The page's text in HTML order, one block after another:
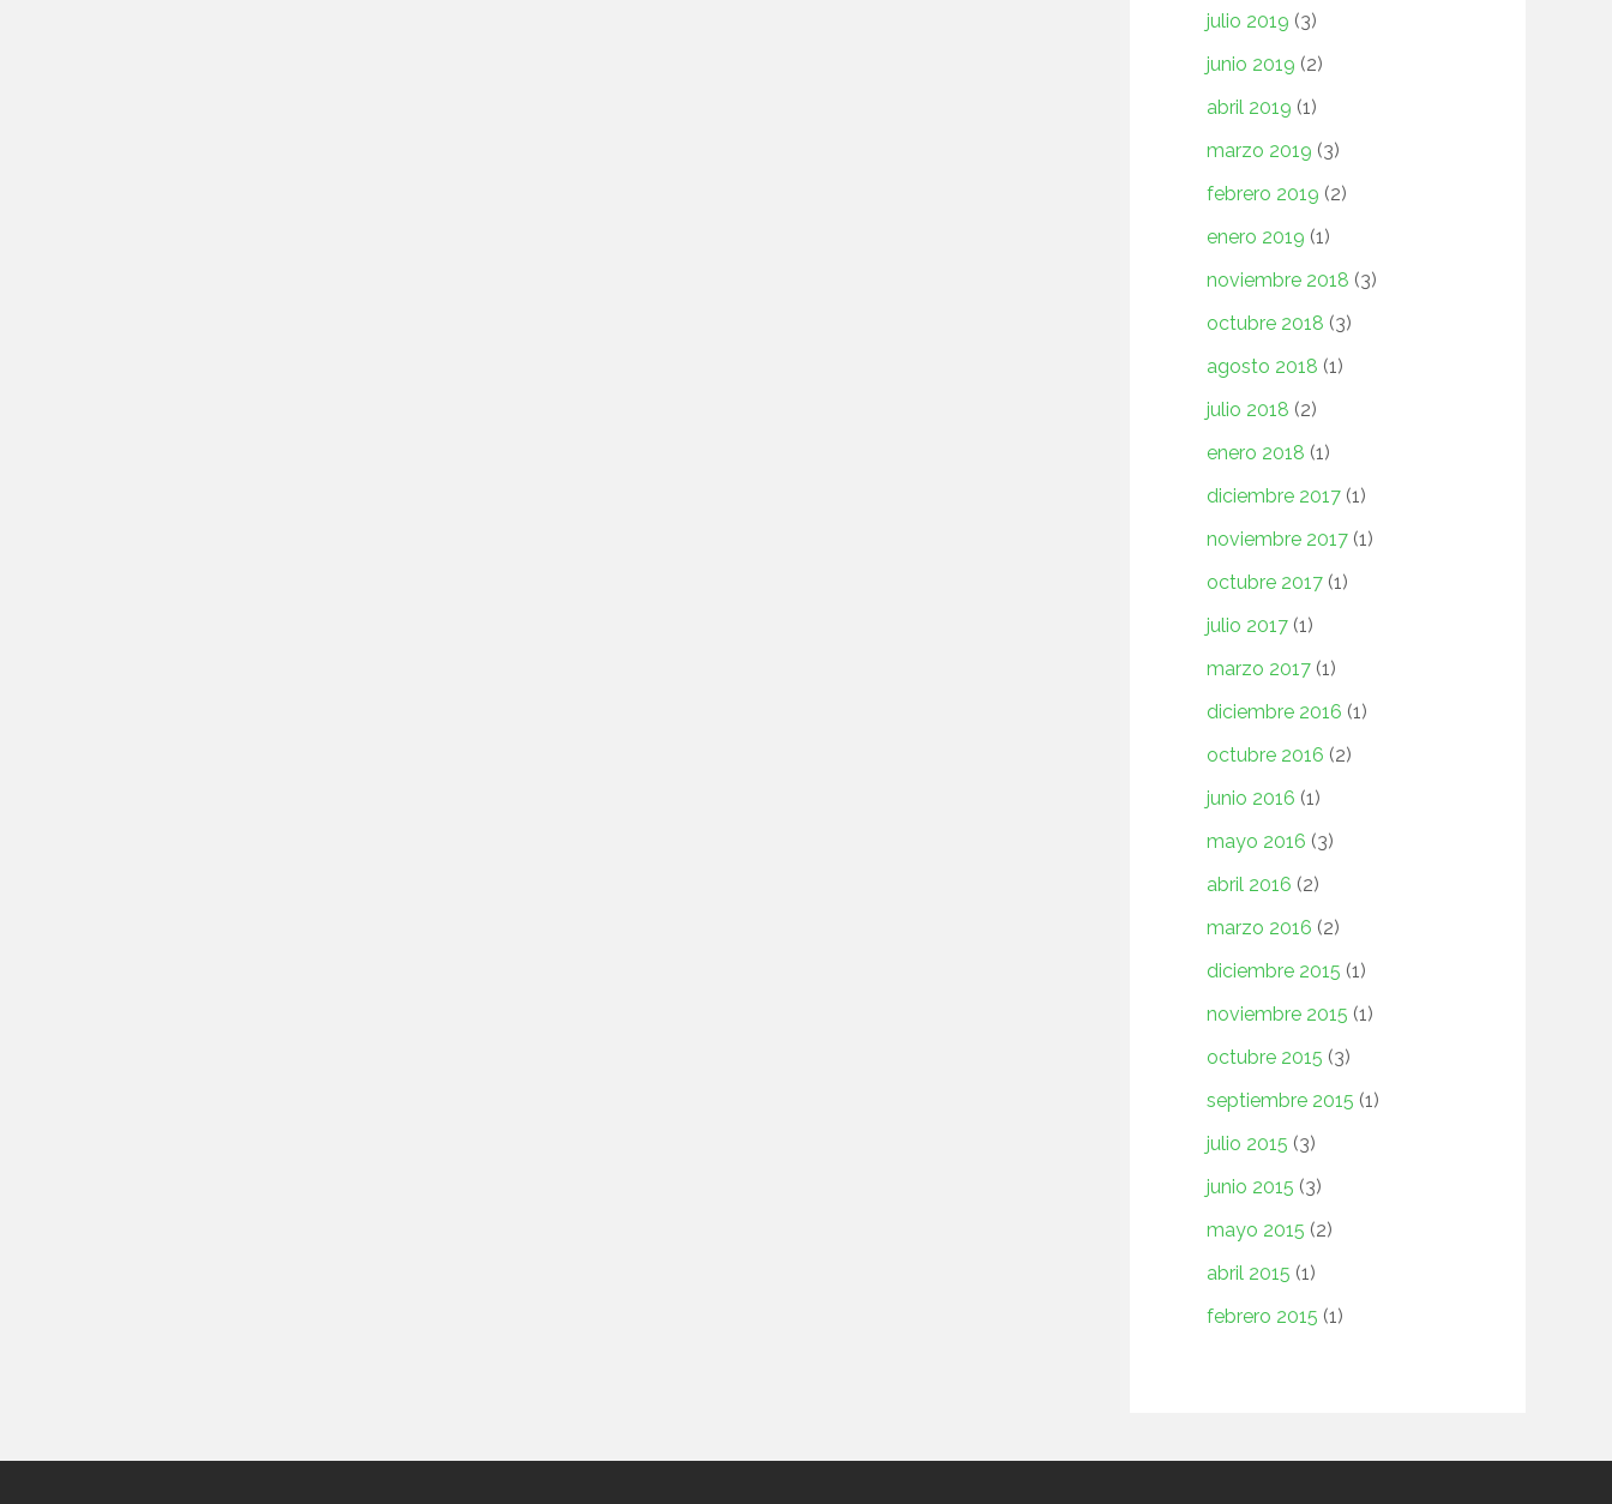
julio 2019 (3)
junio 2019 (2)
abril 2019 (1)
marzo 2019 (3)
febrero 2019 (2)
enero 2019 (1)
noviembre 2018 (3)
octubre 2018 (3)
agosto 2018 (1)
julio 2018 (2)
enero 2018 (1)
diciembre 2017 (1)
noviembre 2017 (1)
octubre 2017 (1)
julio 2017 (1)
marzo 2017 (1)
diciembre 2016 (1)
octubre 2016 (2)
junio 2016 (1)
mayo 2016 (3)
abril 2016 (2)
marzo 2016 (2)
diciembre 2015 (1)
noviembre 2015 (1)
octubre 2015 (3)
septiembre 2015 (1)
julio 2015 (3)
junio 2015 (3)
mayo 2015 (2)
abril 2015 (1)
febrero 2015 (1)